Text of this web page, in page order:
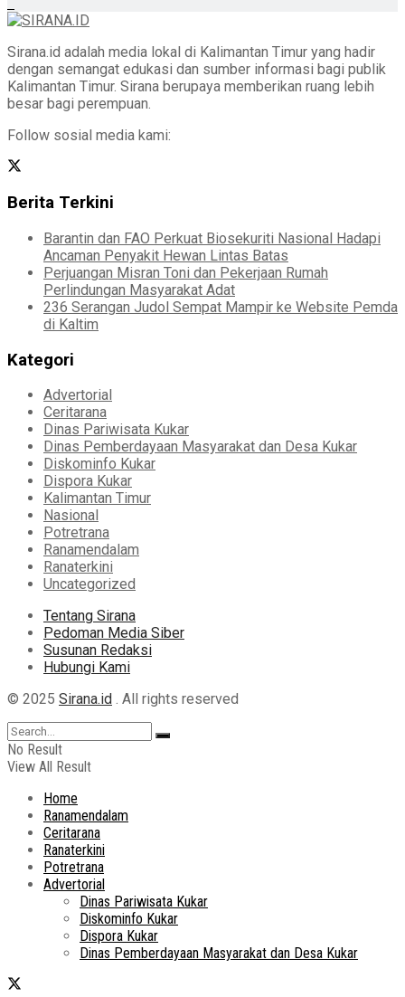
Sirana.id adalah media lokal di Kalimantan Timur yang hadir
dengan semangat edukasi dan sumber informasi bagi publik
Kalimantan Timur. Sirana berupaya memberikan ruang lebih
besar bagi perempuan.
Follow sosial media kami:
Berita Terkini
Barantin dan FAO Perkuat Biosekuriti Nasional Hadapi
Ancaman Penyakit Hewan Lintas Batas
Perjuangan Misran Toni dan Pekerjaan Rumah
Perlindungan Masyarakat Adat
236 Serangan Judol Sempat Mampir ke Website Pemda
di Kaltim
Kategori
Advertorial
Ceritarana
Dinas Pariwisata Kukar
Dinas Pemberdayaan Masyarakat dan Desa Kukar
Diskominfo Kukar
Dispora Kukar
Kalimantan Timur
Nasional
Potretrana
Ranamendalam
Ranaterkini
Uncategorized
Tentang Sirana
Pedoman Media Siber
Susunan Redaksi
Hubungi Kami
© 2025 Sirana.id . All rights reserved
No Result
View All Result
Home
Ranamendalam
Ceritarana
Ranaterkini
Potretrana
Advertorial
Dinas Pariwisata Kukar
Diskominfo Kukar
Dispora Kukar
Dinas Pemberdayaan Masyarakat dan Desa Kukar